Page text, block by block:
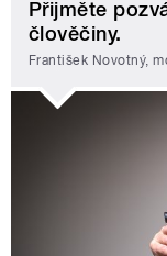
Přijměte
člověčiny.
František Novotný,